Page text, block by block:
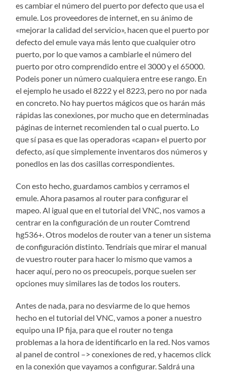
es cambiar el número del puerto por defecto que usa el
emule. Los proveedores de internet, en su ánimo de
«mejorar la calidad del servicio», hacen que el puerto por
defecto del emule vaya más lento que cualquier otro
puerto, por lo que vamos a cambiarle el número del
puerto por otro comprendido entre el 3000 y el 65000.
Podeis poner un número cualquiera entre ese rango. En
el ejemplo he usado el 8222 y el 8223, pero no por nada
en concreto. No hay puertos mágicos que os harán más
rápidas las conexiones, por mucho que en determinadas
páginas de internet recomienden tal o cual puerto. Lo
que sí pasa es que las operadoras «capan» el puerto por
defecto, así que simplemente inventaros dos números y
ponedlos en las dos casillas correspondientes.
Con esto hecho, guardamos cambios y cerramos el
emule. Ahora pasamos al router para configurar el
mapeo. Al igual que en el tutorial del VNC, nos vamos a
centrar en la configuración de un router Comtrend
hg536+. Otros modelos de router van a tener un sistema
de configuración distinto. Tendríais que mirar el manual
de vuestro router para hacer lo mismo que vamos a
hacer aquí, pero no os preocupeis, porque suelen ser
opciones muy similares las de todos los routers.
Antes de nada, para no desviarme de lo que hemos
hecho en el tutorial del VNC, vamos a poner a nuestro
equipo una IP fija, para que el router no tenga
problemas a la hora de identificarlo en la red. Nos vamos
al panel de control –> conexiones de red, y hacemos click
en la conexión que vayamos a configurar. Saldrá una